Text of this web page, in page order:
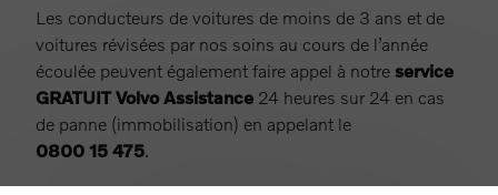
Les conducteurs de voitures de moins de 3 ans et de
voitures révisées par nos soins au cours de l’année
écoulée peuvent également faire appel à notre service
GRATUIT Volvo Assistance 24 heures sur 24 en cas
de panne (immobilisation) en appelant le
0800 15 475.